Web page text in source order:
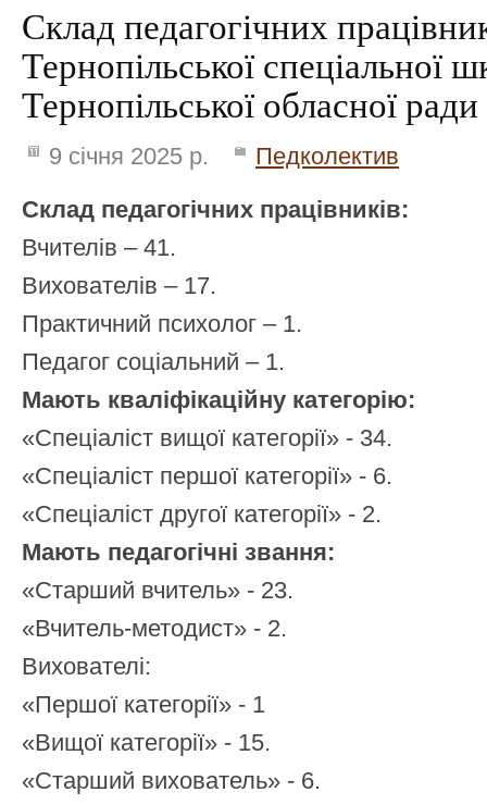
Склад педагогічних
Тернопільської спеціальної
Тернопільської обласної ради
9 січня 2025 р.
Педколектив
Склад педагогічних працівників:
Вчителів – 41.
Вихователів – 17.
Практичний психолог – 1.
Педагог соціальний – 1.
Мають кваліфікаційну категорію:
«Спеціаліст вищої категорії» - 34.
«Спеціаліст першої категорії» - 6.
«Спеціаліст другої категорії» - 2.
Мають педагогічні звання:
«Старший вчитель» - 23.
«Вчитель-методист» - 2.
Вихователі:
«Першої категорії» - 1
«Вищої категорії» - 15.
«Старший вихователь» - 6.